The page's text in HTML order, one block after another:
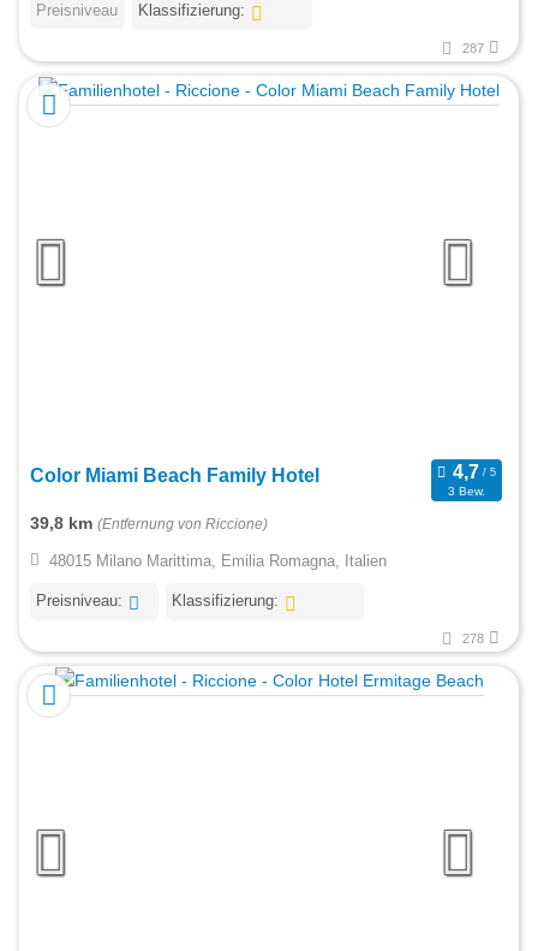
Preisniveau Klassifizierung:
287
Color Miami Beach Family Hotel
3 Bew.
39,8 km (Entfernung von Riccione)
48015 Milano Marittima, Emilia Romagna, Italien
Preisniveau: Klassifizierung:
278